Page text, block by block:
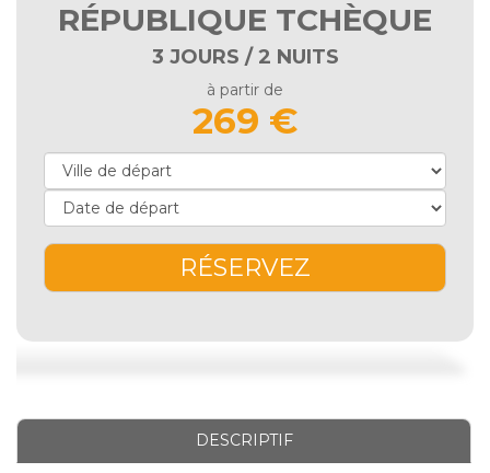
RÉPUBLIQUE TCHÈQUE
3 JOURS / 2 NUITS
à partir de
269 €
RÉSERVEZ
DESCRIPTIF